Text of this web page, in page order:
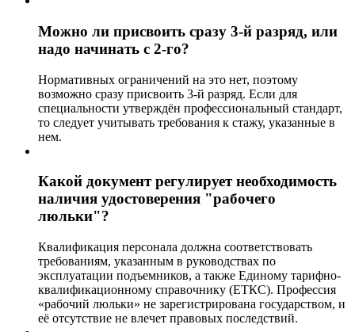
Можно ли присвоить сразу 3-й разряд, или
надо начинать с 2-го?
Нормативных ограничений на это нет, поэтому
возможно сразу присвоить 3-й разряд. Если для
специальности утверждён профессиональный стандарт,
то следует учитывать требования к стажу, указанные в
нем.
Какой документ регулирует необходимость
наличия удостоверения "рабочего
люльки"?
Квалификация персонала должна соответствовать
требованиям, указанным в руководствах по
эксплуатации подъемников, а также Единому тарифно-
квалификационному справочнику (ЕТКС). Профессия
«рабочий люльки» не зарегистрирована государством, и
её отсутствие не влечет правовых последствий.